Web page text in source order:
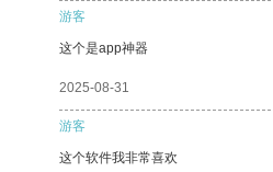
游客
这个是app神器
2025-08-31
游客
这个软件我非常喜欢